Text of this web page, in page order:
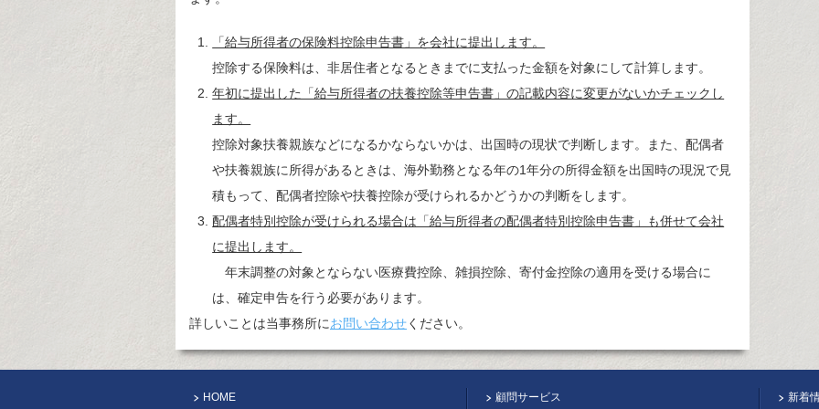
「給与所得者の保険料控除申告書」を会社に提出します。
控除する保険料は、非居住者となるときまでに支払った金額を対象にして計算します。
年初に提出した「給与所得者の扶養控除等申告書」の記載内容に変更がないかチェックし
ます。
控除対象扶養親族などになるかならないかは、出国時の現状で判断します。また、配偶者
や扶養親族に所得があるときは、海外勤務となる年の1年分の所得金額を出国時の現況で見
積もって、配偶者控除や扶養控除が受けられるかどうかの判断をします。
配偶者特別控除が受けられる場合は「給与所得者の配偶者特別控除申告書」も併せて会社
に提出します。
年末調整の対象とならない医療費控除、雑損控除、寄付金控除の適用を受ける場合に
は、確定申告を行う必要があります。
詳しいことは当事務所にお問い合わせください。
HOME 顧問サービス 新着